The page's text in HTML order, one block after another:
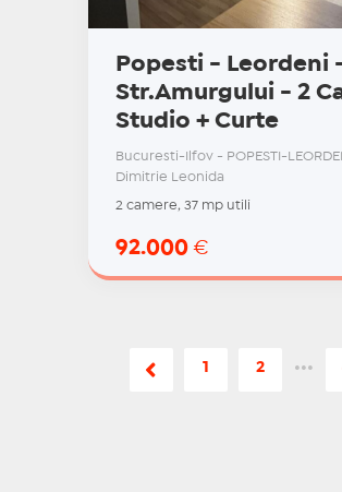
Popesti - Leordeni
Str.Amurgului - 2
Studio + Curte
Bucuresti-Ilfov - POPESTI-
Dimitrie Leonida
2 camere, 37 mp utili
92.000 €
1 2 •••